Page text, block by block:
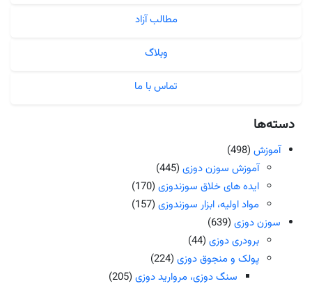
مطالب آزاد
وبلاگ
تماس با ما
دسته‌ها
آموزش (498)
آموزش سوزن دوزی (445)
ایده های خلاق سوزندوزی (170)
مواد اولیه، ابزار سوزندوزی (157)
سوزن دوزی (639)
برودری دوزی (44)
پولک و منجوق دوزی (224)
سنگ دوزی، مروارید دوزی(205)